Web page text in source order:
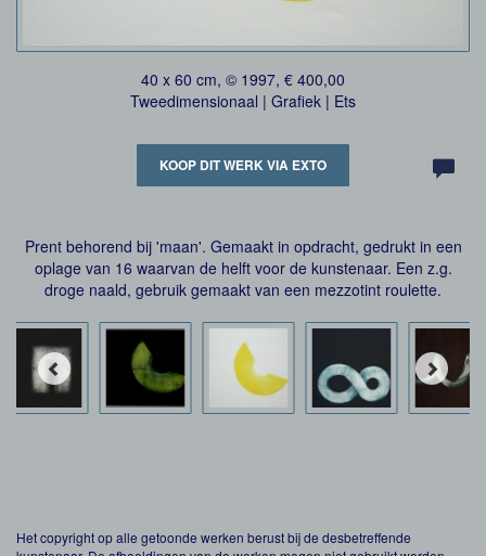
40 x 60 cm, © 1997, € 400,00
Tweedimensionaal | Grafiek | Ets
KOOP DIT WERK VIA EXTO
Prent behorend bij 'maan'. Gemaakt in opdracht, gedrukt in een
oplage van 16 waarvan de helft voor de kunstenaar. Een z.g.
droge naald, gebruik gemaakt van een mezzotint roulette.
Het copyright op alle getoonde werken berust bij de desbetreffende